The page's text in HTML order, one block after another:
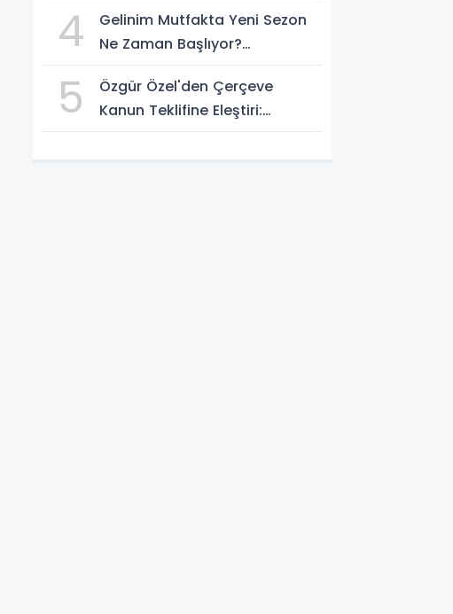
Ediliyor
4
Gelinim Mutfakta Yeni Sezon
Ne Zaman Başlıyor?
5
Özgür Özel'den Çerçeve
Kanun Teklifine Eleştiri: